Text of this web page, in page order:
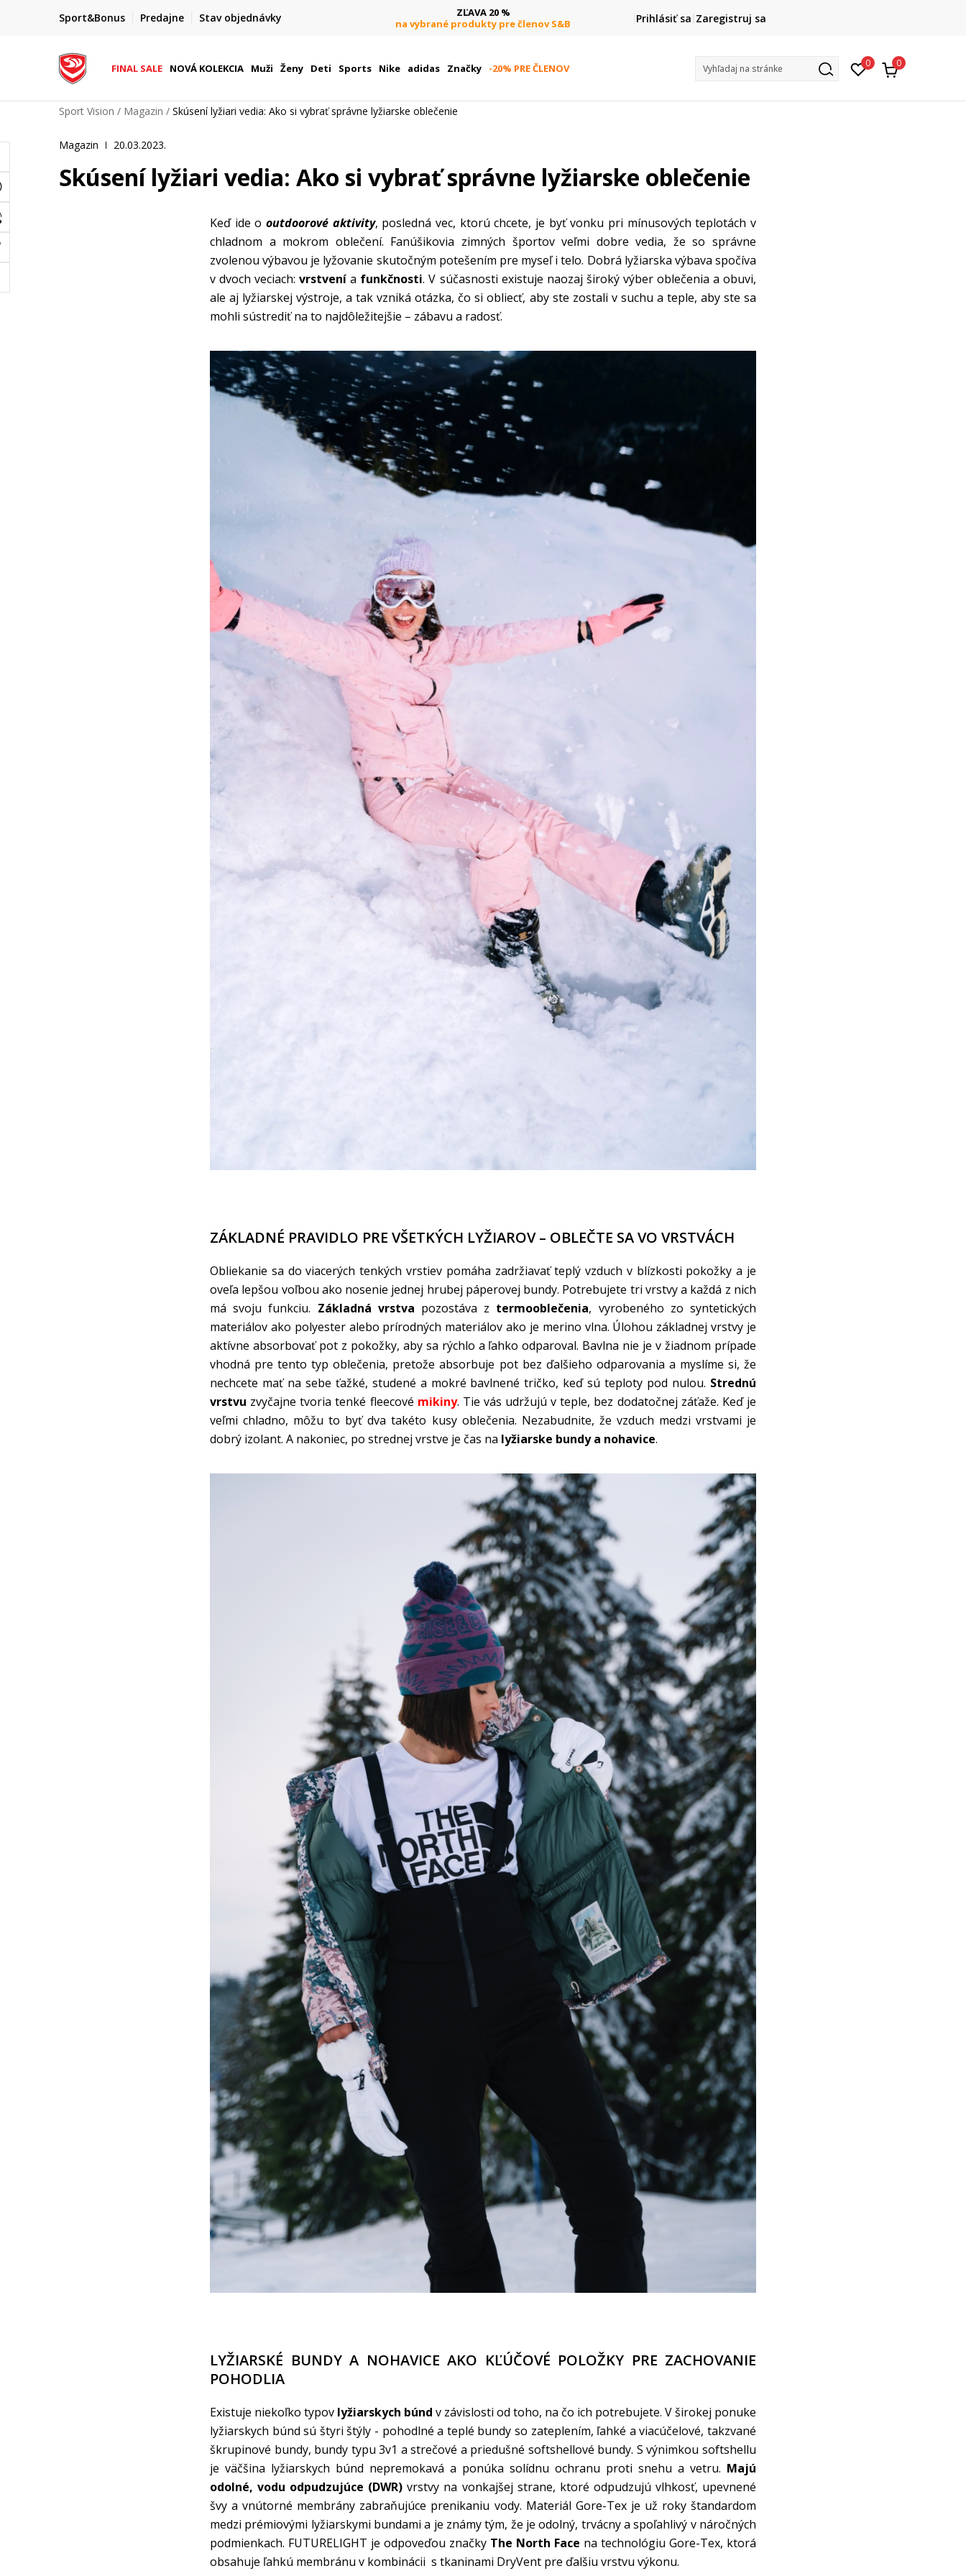
Sport&Bonus Predajne Stav objednávky
ZĽAVA 20 %
na vybrané produkty pre členov S&B
DOPRAVA ZADARMO
pri objednaní nad 80 €(neplatí pre Click&Collect)
HAPPY HOURS -20 %
Na vybrané nezľavnené kúsky. Len do 9. 8.
Prihlásiť sa Zaregistruj sa
FINAL SALE NOVÁ KOLEKCIA Muži Ženy Deti Sports Nike adidas Značky -20% PRE ČLENOV Vyhľadaj na stránke 0 0
Sport Vision Magazin Skúsení lyžiari vedia: Ako si vybrať správne lyžiarske oblečenie
Magazin 20.03.2023.
Skúsení lyžiari vedia: Ako si vybrať správne lyžiarske oblečenie
Keď ide o outdoorové aktivity, posledná vec, ktorú chcete, je byť vonku pri mínusových teplotách v
chladnom a mokrom oblečení. Fanúšikovia zimných športov veľmi dobre vedia, že so správne
zvolenou výbavou je lyžovanie skutočným potešením pre myseľ i telo. Dobrá lyžiarska výbava spočíva
v dvoch veciach: vrstvení a funkčnosti. V súčasnosti existuje naozaj široký výber oblečenia a obuvi,
ale aj lyžiarskej výstroje, a tak vzniká otázka, čo si obliecť, aby ste zostali v suchu a teple, aby ste sa
mohli sústrediť na to najdôležitejšie – zábavu a radosť.
ZÁKLADNÉ PRAVIDLO PRE VŠETKÝCH LYŽIAROV – OBLEČTE SA VO VRSTVÁCH
Obliekanie sa do viacerých tenkých vrstiev pomáha zadržiavať teplý vzduch v blízkosti pokožky a je
oveľa lepšou voľbou ako nosenie jednej hrubej páperovej bundy. Potrebujete tri vrstvy a každá z nich
má svoju funkciu. Základná vrstva pozostáva z termooblečenia, vyrobeného zo syntetických
materiálov ako polyester alebo prírodných materiálov ako je merino vlna. Úlohou základnej vrstvy je
aktívne absorbovať pot z pokožky, aby sa rýchlo a ľahko odparoval. Bavlna nie je v žiadnom prípade
vhodná pre tento typ oblečenia, pretože absorbuje pot bez ďalšieho odparovania a myslíme si, že
nechcete mať na sebe ťažké, studené a mokré bavlnené tričko, keď sú teploty pod nulou. Strednú
vrstvu zvyčajne tvoria tenké fleecové mikiny. Tie vás udržujú v teple, bez dodatočnej záťaže. Keď je
veľmi chladno, môžu to byť dva takéto kusy oblečenia. Nezabudnite, že vzduch medzi vrstvami je
dobrý izolant. A nakoniec, po strednej vrstve je čas na lyžiarske bundy a nohavice.
LYŽIARSKÉ BUNDY A NOHAVICE AKO KĽÚČOVÉ POLOŽKY PRE ZACHOVANIE
POHODLIA
Existuje niekoľko typov lyžiarskych búnd v závislosti od toho, na čo ich potrebujete. V širokej ponuke
lyžiarskych búnd sú štyri štýly - pohodlné a teplé bundy so zateplením, ľahké a viacúčelové, takzvané
škrupinové bundy, bundy typu 3v1 a strečové a priedušné softshellové bundy. S výnimkou softshellu
je väčšina lyžiarskych búnd nepremokavá a ponúka solídnu ochranu proti snehu a vetru. Majú
odolné, vodu odpudzujúce (DWR) vrstvy na vonkajšej strane, ktoré odpudzujú vlhkosť, upevnené
švy a vnútorné membrány zabraňujúce prenikaniu vody. Materiál Gore-Tex je už roky štandardom
medzi prémiovými lyžiarskymi bundami a je známy tým, že je odolný, trvácny a spoľahlivý v náročných
podmienkach. FUTURELIGHT je odpoveďou značky The North Face na technológiu Gore-Tex, ktorá
obsahuje ľahkú membránu v kombinácii s tkaninami DryVent pre ďalšiu vrstvu výkonu.